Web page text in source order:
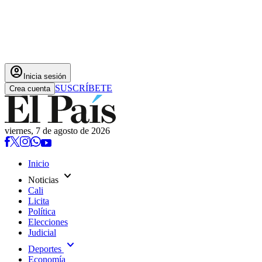
account_circle Inicia sesión
Crea cuenta SUSCRÍBETE
viernes, 7 de agosto de 2026
Inicio
Noticias expand_more
Cali
Licita
Política
Elecciones
Judicial
Deportes expand_more
Economía